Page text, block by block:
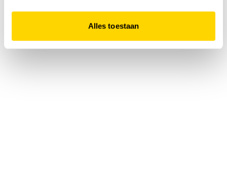
Alles toestaan